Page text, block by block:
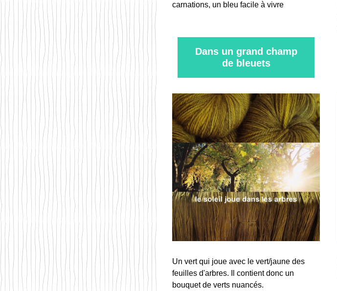
carnations, un bleu facile à vivre
Dans un grand champ
de bleuets
Un vert qui joue avec le vert/jaune des
feuilles d'arbres. Il contient donc un
bouquet de verts nuancés.